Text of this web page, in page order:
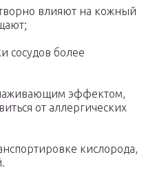
влияют на кожный
сосудов более
эффектом,
от аллергических
кислорода,